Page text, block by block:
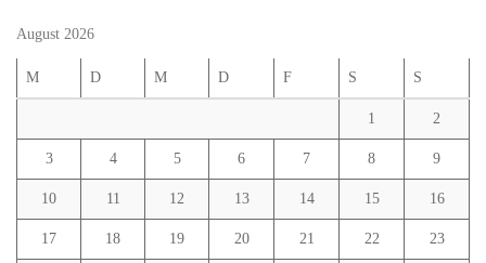
August 2026
M D M D F S S
1 2
3 4 5 6 7 8 9
10 11 12 13 14 15 16
17 18 19 20 21 22 23